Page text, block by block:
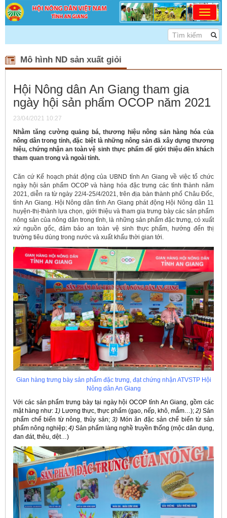
<<< DÂN CHỦ -
Mô hình ND sản xuất giỏi
Hội Nông dân An Giang tham gia
ngày hội sản phẩm OCOP năm 2021
23/04/2021 10:27
Nhằm tăng cường quảng bá, thương hiệu nông sản hàng hóa của
nông dân trong tỉnh, đặc biệt là những nông sản đã xây dựng thương
hiệu, chứng nhận an toàn vệ sinh thực phẩm để giới thiệu đến khách
tham quan trong và ngoài tỉnh.
Căn cứ Kế hoạch phát động của UBND tỉnh An Giang về việc tổ chức
ngày hội sản phẩm OCOP và hàng hóa đặc trưng các tỉnh thành năm
2021, diễn ra từ ngày 22/4-25/4/2021, trên địa bàn thành phố Châu Đốc,
tỉnh An Giang. Hội Nông dân tỉnh An Giang phát động Hội Nông dân 11
huyện-thị-thành lựa chọn, giới thiệu và tham gia trưng bày các sản phẩm
nông sản của nông dân trong tỉnh, là những sản phẩm đặc trưng, có xuất
xứ nguồn gốc, đảm bảo an toàn vệ sinh thực phẩm, hướng đến thị
trường tiêu dùng trong nước và xuất khẩu thời gian tới.
Gian hàng trưng bày sản phẩm đặc trưng, đạt chứng nhận ATVSTP Hội
Nông dân An Giang
Với các sản phẩm trưng bày tại ngày hội OCOP tỉnh An Giang, gồm các
mặt hàng như: 1) Lương thực, thực phẩm (gạo, nếp, khô, mắm…); 2) Sản
phẩm chế biến từ nông, thủy sản;3) Món ăn đặc sản chế biến từ sản
phẩm nông nghiệp; 4) Sản phẩm làng nghề truyền thống (mộc dân dụng,
đan đát, thêu, dệt…)